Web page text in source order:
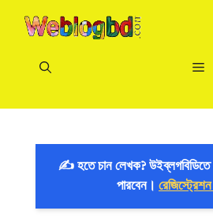
✍️ হতে চান লেখক? উইব্লগবিডিতে
পারবেন।